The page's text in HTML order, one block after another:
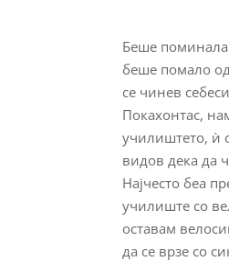
Беше поминала
беше помало
се чинев
Покахонтас,
училиштето, ѝ
видов дека да
Најчесто беа
училиште со
оставам
да се врзе со